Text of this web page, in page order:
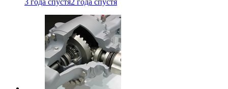
3 года спустя2 года спустя